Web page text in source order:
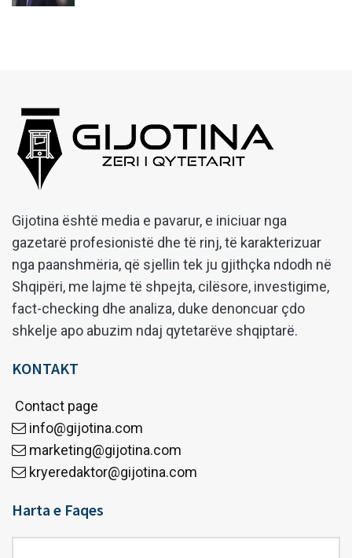
Gijotina është media e pavarur, e iniciuar nga
gazetarë profesionistë dhe të rinj, të karakterizuar
nga paanshmëria, që sjellin tek ju gjithçka ndodh në
Shqipëri, me lajme të shpejta, cilësore, investigime,
fact-checking dhe analiza, duke denoncuar çdo
shkelje apo abuzim ndaj qytetarëve shqiptarë.
KONTAKT
Contact page
info@gijotina.com
marketing@gijotina.com
kryeredaktor@gijotina.com
Harta e Faqes